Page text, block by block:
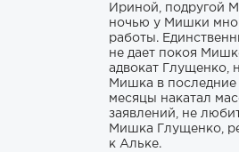
Ириной, подругой
ночью у Мишки
работы.
не дает покоя
адвокат Глущенко,
Мишка в последние
месяцы накатал
заявлений, не
Мишка Глущенко,
к Альке.